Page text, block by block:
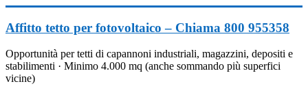
al
contenuto
Affitto tetto per fotovoltaico – Chiama 800 955358
Opportunità per tetti di capannoni industriali, magazzini, depositi e
stabilimenti · Minimo 4.000 mq (anche sommando più superfici
vicine)